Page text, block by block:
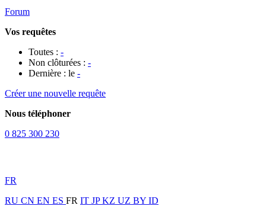
Forum
Vos requêtes
Toutes : -
Non clôturées : -
Dernière : le -
Créer une nouvelle requête
Nous téléphoner
0 825 300 230
FR
RU CN EN ES FR IT JPKZ UZ BY ID